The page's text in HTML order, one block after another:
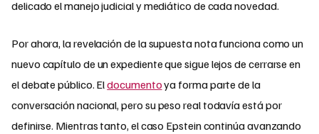
delicado el manejo judicial y mediático de cada novedad.
Por ahora, la revelación de la supuesta nota funciona como un
nuevo capítulo de un expediente que sigue lejos de cerrarse en
el debate público. Eldocumentoya forma parte de la
conversación nacional, pero su peso real todavía está por
definirse. Mientras tanto, el caso Epstein continúa avanzando